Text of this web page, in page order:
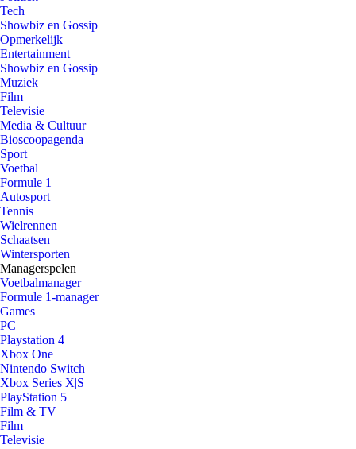
Tech
Showbiz en Gossip
Opmerkelijk
Entertainment
Showbiz en Gossip
Muziek
Film
Televisie
Media & Cultuur
Bioscoopagenda
Sport
Voetbal
Formule 1
Autosport
Tennis
Wielrennen
Schaatsen
Wintersporten
Managerspelen
Voetbalmanager
Formule 1-manager
Games
PC
Playstation 4
Xbox One
Nintendo Switch
Xbox Series X|S
PlayStation 5
Film & TV
Film
Televisie